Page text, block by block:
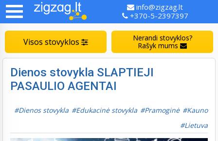
info@zigzag.lt
+370-5-2397397
Visos stovyklos
Nerandi stovyklos?
Rašyk mums
Dienos stovykla SLAPTIEJI
PASAULIO AGENTAI
Dienos stovykla Edukacinė stovykla Pramoginė
Kauno
Lietuva